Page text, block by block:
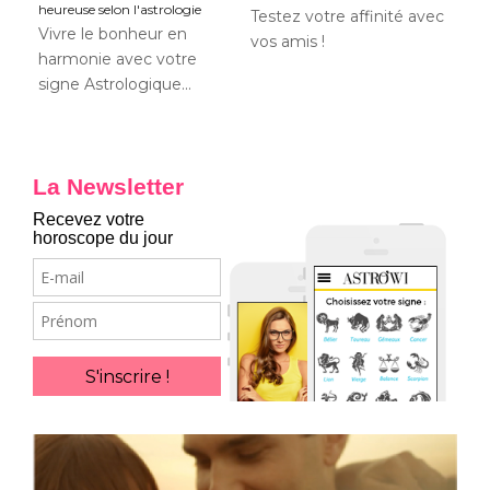
heureuse selon l'astrologie
Vivre le bonheur en
harmonie avec votre
signe Astrologique...
Testez votre affinité avec
vos amis !
La Newsletter
Recevez votre
horoscope du jour
E-
mail
Prénom
S'inscrire !